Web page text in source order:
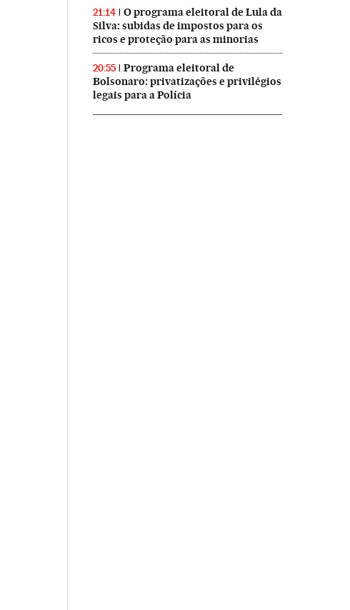
21:14
O programa eleitoral de Lula da
Silva: subidas de impostos para os
ricos e proteção para as minorias
20:55
Programa eleitoral de
Bolsonaro: privatizações e privilégios
legais para a Polícia